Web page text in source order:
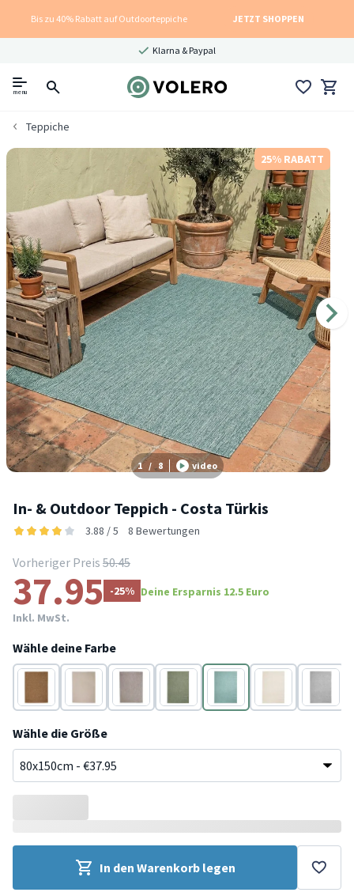
Bis zu 40% Rabatt auf Outdoorteppiche JETZT SHOPPEN
Klarna & Paypal
menu
Teppiche
25% RABATT
1 / 8 video
In- & Outdoor Teppich - Costa Türkis
3.88 / 5 8 Bewertungen
Vorheriger Preis 50.45
37.95 -25% Deine Ersparnis 12.5 Euro
Inkl. MwSt.
Wähle deine Farbe
Braun Creme Taupe Grün Türkis Beige Grau
Wähle die Größe
In den Warenkorb legen